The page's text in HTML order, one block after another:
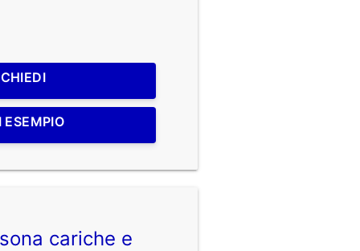
ESEMPIO
cariche e